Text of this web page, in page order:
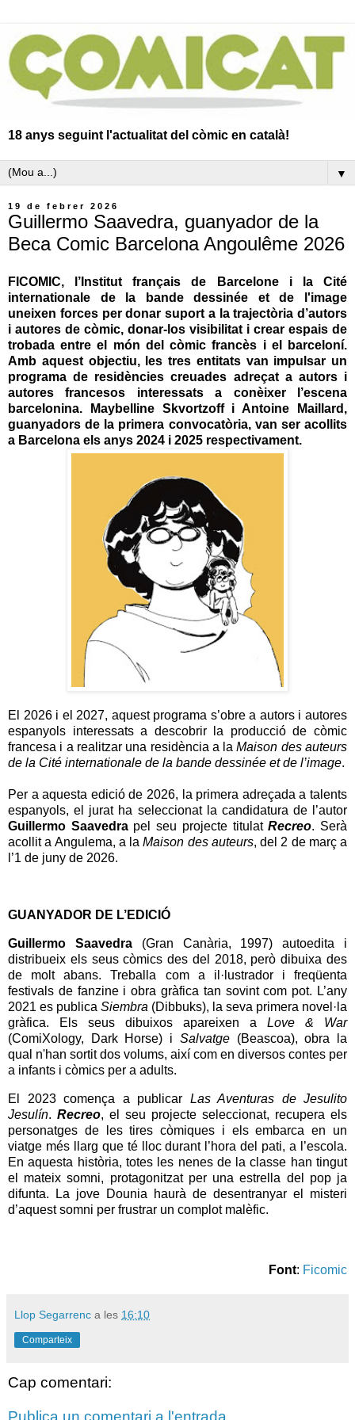
18 anys seguint l'actualitat del còmic en català!
▼
19 de febrer 2026
Guillermo Saavedra, guanyador de la
Beca Comic Barcelona Angoulême 2026
FICOMIC, l’Institut français de Barcelone i la Cité
internationale de la bande dessinée et de l'image
uneixen forces per donar suport a la trajectòria d’autors
i autores de còmic, donar-los visibilitat i crear espais de
trobada entre el món del còmic francès i el barceloní.
Amb aquest objectiu, les tres entitats van impulsar un
programa de residències creuades adreçat a autors i
autores francesos interessats a conèixer l’escena
barcelonina. Maybelline Skvortzoff i Antoine Maillard,
guanyadors de la primera convocatòria, van ser acollits
a Barcelona els anys 2024 i 2025 respectivament.
El 2026 i el 2027, aquest programa s’obre a autors i autores
espanyols interessats a descobrir la producció de còmic
francesa i a realitzar una residència a laMaison des auteurs
de la Cité internationale de la bande dessinée et de l’image.
Per a aquesta edició de 2026, la primera adreçada a talents
espanyols, el jurat ha seleccionat la candidatura de l’autor
Guillermo Saavedrapel seu projecte titulatRecreo. Serà
acollit a Angulema, a laMaison des auteurs, del 2 de març a
l’1 de juny de 2026.
GUANYADOR DE L’EDICIÓ
Guillermo Saavedra(Gran Canària, 1997) autoedita i
distribueix els seus còmics des del 2018, però dibuixa des
de molt abans. Treballa com a il·lustrador i freqüenta
festivals de fanzine i obra gràfica tan sovint com pot. L’any
2021 es publica Siembra (Dibbuks), la seva primera novel·la
gràfica. Els seus dibuixos apareixen a Love & War
(ComiXology, Dark Horse) i Salvatge (Beascoa), obra la
qual n'han sortit dos volums, així com en diversos contes per
a infants i còmics per a adults.
El 2023 comença a publicar Las Aventuras de Jesulito
Jesulín. Recreo, el seu projecte seleccionat, recupera els
personatges de les tires còmiques i els embarca en un
viatge més llarg que té lloc durant l’hora del pati, a l’escola.
En aquesta història, totes les nenes de la classe han tingut
el mateix somni, protagonitzat per una estrella del pop ja
difunta. La jove Dounia haurà de desentranyar el misteri
d’aquest somni per frustrar un complot malèfic.
Font: Ficomic
Llop Segarrenc a les 16:10
Comparteix
Cap comentari:
Publica un comentari a l'entrada